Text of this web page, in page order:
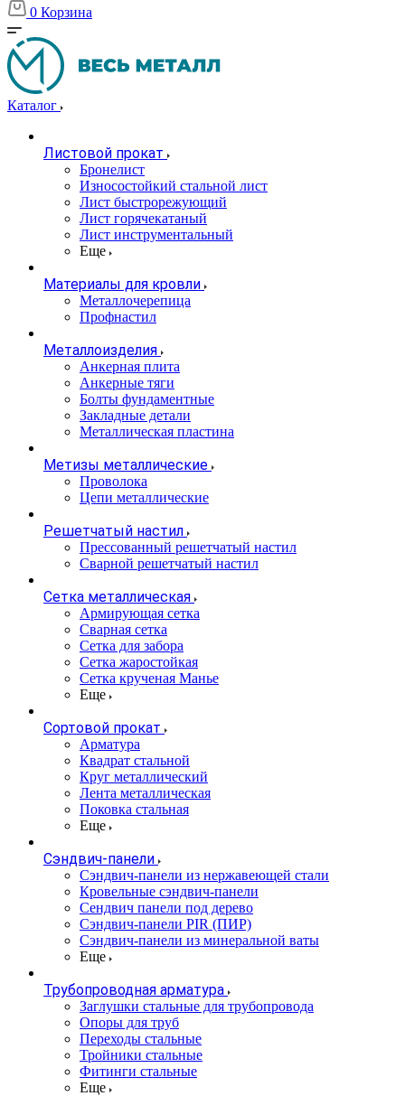
0 Корзина
Каталог
Листовой прокат
Бронелист
Износостойкий стальной лист
Лист быстрорежующий
Лист горячекатаный
Лист инструментальный
Еще
Материалы для кровли
Металлочерепица
Профнастил
Металлоизделия
Анкерная плита
Анкерные тяги
Болты фундаментные
Закладные детали
Металлическая пластина
Метизы металлические
Проволока
Цепи металлические
Решетчатый настил
Прессованный решетчатый настил
Сварной решетчатый настил
Сетка металлическая
Армирующая сетка
Сварная сетка
Сетка для забора
Сетка жаростойкая
Сетка крученая Манье
Еще
Сортовой прокат
Арматура
Квадрат стальной
Круг металлический
Лента металлическая
Поковка стальная
Еще
Сэндвич-панели
Cэндвич-панели из нержавеющей стали
Кровельные сэндвич-панели
Сендвич панели под дерево
Сэндвич-панели PIR (ПИР)
Сэндвич-панели из минеральной ваты
Еще
Трубопроводная арматура
Заглушки стальные для трубопровода
Опоры для труб
Переходы стальные
Тройники стальные
Фитинги стальные
Еще